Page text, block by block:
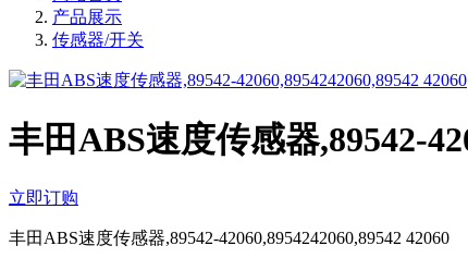
产品展示
传感器/开关
丰田ABS速度传感器,89542-
立即订购
丰田ABS速度传感器,89542-42060,8954242060,89542 42060